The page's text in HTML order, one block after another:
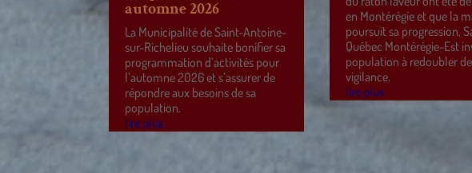
automne 2026
La Municipalité de Saint-Antoine-
sur-Richelieu souhaite bonifier sa
programmation d’activités pour
l’automne 2026 et s’assurer de
répondre aux besoins de sa
population.
lire plus
en Montérégie et que la
poursuit sa progression,
Québec Montérégie-Est
population à redoubler de
vigilance.
lire plus